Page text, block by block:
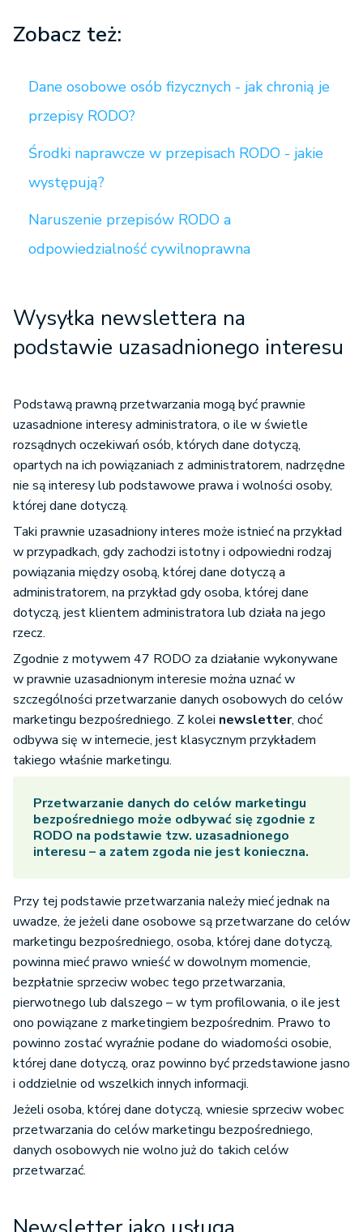
Zobacz też:
Dane osobowe osób fizycznych - jak chronią je
przepisy RODO?
Środki naprawcze w przepisach RODO - jakie
występują?
Naruszenie przepisów RODO a
odpowiedzialność cywilnoprawna
Wysyłka newslettera na
podstawie uzasadnionego interesu
Podstawą prawną przetwarzania mogą być prawnie
uzasadnione interesy administratora, o ile w świetle
rozsądnych oczekiwań osób, których dane dotyczą,
opartych na ich powiązaniach z administratorem, nadrzędne
nie są interesy lub podstawowe prawa i wolności osoby,
której dane dotyczą.
Taki prawnie uzasadniony interes może istnieć na przykład
w przypadkach, gdy zachodzi istotny i odpowiedni rodzaj
powiązania między osobą, której dane dotyczą a
administratorem, na przykład gdy osoba, której dane
dotyczą, jest klientem administratora lub działa na jego
rzecz.
Zgodnie z motywem 47 RODO za działanie wykonywane
w prawnie uzasadnionym interesie można uznać w
szczególności przetwarzanie danych osobowych do celów
marketingu bezpośredniego. Z kolei newsletter, choć
odbywa się w internecie, jest klasycznym przykładem
takiego właśnie marketingu.
Przetwarzanie danych do celów marketingu
bezpośredniego może odbywać się zgodnie z
RODO na podstawie tzw. uzasadnionego
interesu – a zatem zgoda nie jest konieczna.
Przy tej podstawie przetwarzania należy mieć jednak na
uwadze, że jeżeli dane osobowe są przetwarzane do celów
marketingu bezpośredniego, osoba, której dane dotyczą,
powinna mieć prawo wnieść w dowolnym momencie,
bezpłatnie sprzeciw wobec tego przetwarzania,
pierwotnego lub dalszego – w tym profilowania, o ile jest
ono powiązane z marketingiem bezpośrednim. Prawo to
powinno zostać wyraźnie podane do wiadomości osobie,
której dane dotyczą, oraz powinno być przedstawione jasno
i oddzielnie od wszelkich innych informacji.
Jeżeli osoba, której dane dotyczą, wniesie sprzeciw wobec
przetwarzania do celów marketingu bezpośredniego,
danych osobowych nie wolno już do takich celów
przetwarzać.